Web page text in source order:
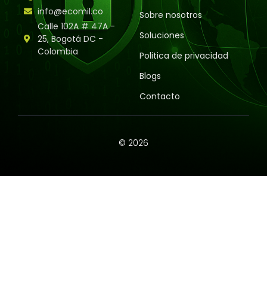
info@ecomil.co
Calle 102A # 47A -
25, Bogotá DC -
Colombia
Sobre nosotros
Soluciones
Politica de privacidad
Blogs
Contacto
© 2026